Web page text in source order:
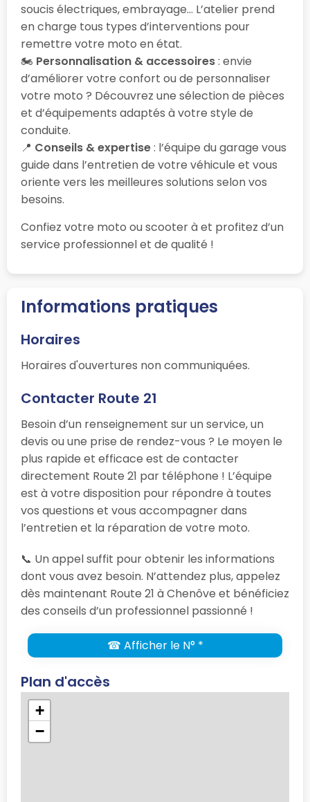
soucis électriques, embrayage… L’atelier prend
en charge tous types d’interventions pour
remettre votre moto en état.
🏍️ Personnalisation & accessoires: envie
d’améliorer votre confort ou de personnaliser
votre moto ? Découvrez une sélection de pièces
et d’équipements adaptés à votre style de
conduite.
📍 Conseils & expertise: l’équipe du garage vous
guide dans l’entretien de votre véhicule et vous
oriente vers les meilleures solutions selon vos
besoins.
Confiez votre moto ou scooter àet profitez d’un
service professionnel et de qualité !
Informations pratiques
Horaires
Horaires d'ouvertures non communiquées.
Contacter Route 21
Besoin d’un renseignement sur un service, un
devis ou une prise de rendez-vous ? Le moyen le
plus rapide et efficace est de contacter
directement Route 21 par téléphone ! L’équipe
est à votre disposition pour répondre à toutes
vos questions et vous accompagner dans
l’entretien et la réparation de votre moto.
📞 Un appel suffit pour obtenir les informations
dont vous avez besoin. N’attendez plus, appelez
dès maintenant Route 21 à Chenôve et bénéficiez
des conseils d’un professionnel passionné !
☎ Afficher le N° *
Plan d'accès
+
−